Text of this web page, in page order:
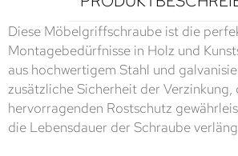
Diese Möbelgriffschraube ist die
Montagebedürfnisse in Holz und
aus hochwertigem Stahl und
zusätzliche Sicherheit der Verzinkung,
hervorragenden Rostschutz
die Lebensdauer der Schraube